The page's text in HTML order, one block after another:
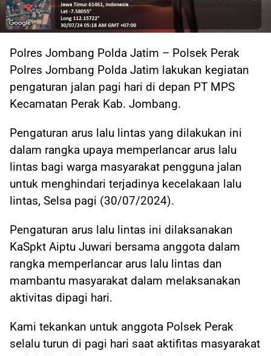
Polres Jombang Polda Jatim – Polsek Perak
Polres Jombang Polda Jatim lakukan kegiatan
pengaturan jalan pagi hari di depan PT MPS
Kecamatan Perak Kab. Jombang.
Pengaturan arus lalu lintas yang dilakukan ini
dalam rangka upaya memperlancar arus lalu
lintas bagi warga masyarakat pengguna jalan
untuk menghindari terjadinya kecelakaan lalu
lintas, Selsa pagi (30/07/2024).
Pengaturan arus lalu lintas ini dilaksanakan
KaSpkt Aiptu Juwari bersama anggota dalam
rangka memperlancar arus lalu lintas dan
mambantu masyarakat dalam melaksanakan
aktivitas dipagi hari.
Kami tekankan untuk anggota Polsek Perak
selalu turun di pagi hari saat aktifitas masyarakat